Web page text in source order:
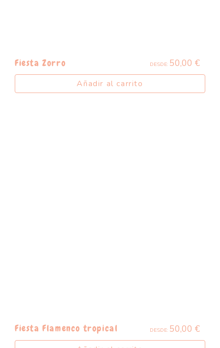
Fiesta Zorro DESDE: 50,00€
Añadir al carrito
Fiesta Flamenco tropical DESDE: 50,00€